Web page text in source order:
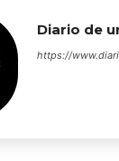
Diario de
https://